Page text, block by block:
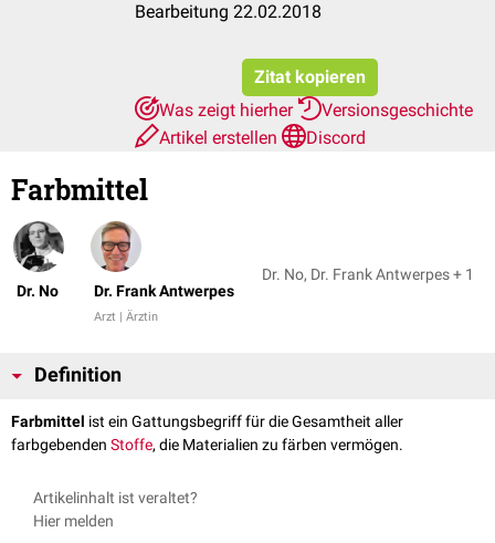
Bearbeitung 22.02.2018
Zitat kopieren
Was zeigt hierher
Versionsgeschichte
Artikel erstellen
Discord
Farbmittel
Dr. No Dr. Frank Antwerpes
Arzt | Ärztin
Dr. No, Dr. Frank Antwerpes + 1
Definition
Farbmittel ist ein Gattungsbegriff für die Gesamtheit aller
farbgebenden Stoffe, die Materialien zu färben vermögen.
Artikelinhalt ist veraltet?
Hier melden